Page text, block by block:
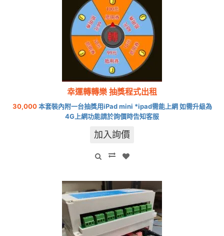
幸運轉轉樂 抽獎程式出租
30,000本套裝內附一台抽獎用iPad mini *ipad需能上網 如需升級為
4G上網功能請於詢價時告知客服
加入詢價